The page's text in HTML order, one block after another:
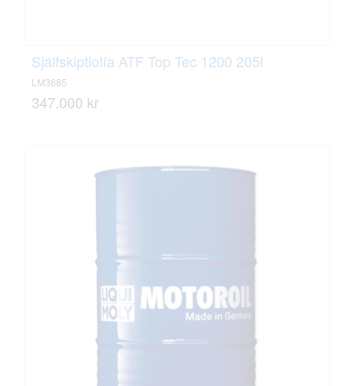
Sjálfskiptiolía ATF Top Tec 1200 205l
LM3685
347.000 kr